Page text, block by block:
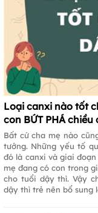
Loại canxi nào tốt
con BỨT PHÁ chiều
Bất cứ cha mẹ nào
tưởng. Những yếu tố
đó là canxi và giai
mẹ đang có con trong
cho tuổi dậy thì. Vậy
dậy thì trẻ nên bổ sung